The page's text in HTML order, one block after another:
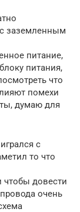
заземленным
питание,
питания,
что
помехи
думаю для
с
то что
чтобы довести
очень